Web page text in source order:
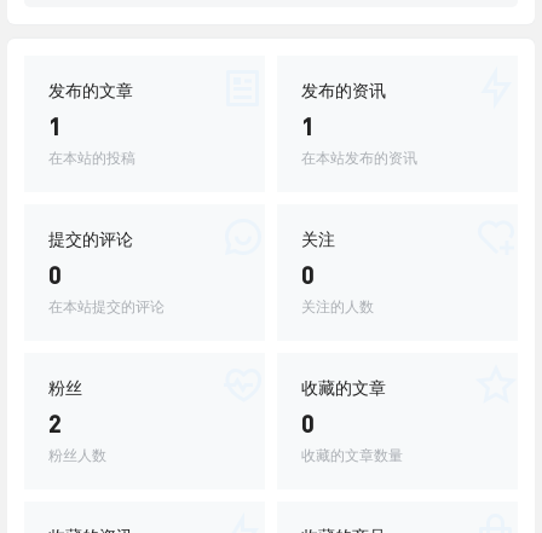
发布的文章
1
在本站的投稿
发布的资讯
1
在本站发布的资讯
提交的评论
0
在本站提交的评论
关注
0
关注的人数
粉丝
2
粉丝人数
收藏的文章
0
收藏的文章数量